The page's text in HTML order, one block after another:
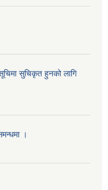
सुचिकृत हुनको लागि
।